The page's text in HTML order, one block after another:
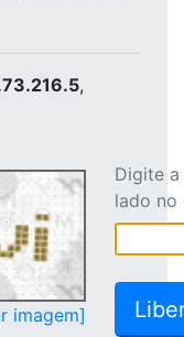
,
imagem]
Digite
lado no